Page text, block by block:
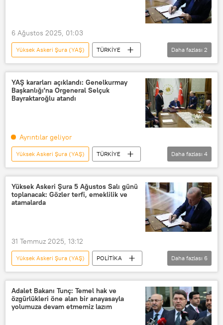
RADYO
Radyo Sputnik
Metin Gürak
Türk Silahlı Kuvvetleri (TSK)
6 Ağustos 2025, 01:03
Yüksek Askeri Şura (YAŞ)
TÜRKİYE
Metin Gürak
Resmi Gazete
Daha fazlası 2
YAŞ kararları açıklandı: Genelkurmay
Başkanlığı'na Orgeneral Selçuk
Bayraktaroğlu atandı
Ayrıntılar geliyor
Yüksek Askeri Şura (YAŞ)
TÜRKİYE
yaş
YAŞ
Genelkurmay
Metin Gürak
Daha fazlası 4
Yüksek Askeri Şura 5 Ağustos Salı günü
toplanacak: Gözler terfi, emeklilik ve
atamalarda
31 Temmuz 2025, 13:12
Yüksek Askeri Şura (YAŞ)
POLİTİKA
Cevdet Yılmaz
Türkiye
Yılmaz Tunç
Milli Savunma Bakanı
Hakan Fidan
Recep Tayyip Erdoğan
Daha fazlası 6
Adalet Bakanı Tunç: Temel hak ve
özgürlükleri öne alan bir anayasayla
yolumuza devam etmemiz lazım